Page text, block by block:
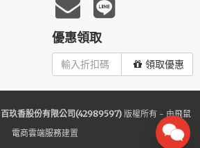
優惠領取
領取優惠
百玖香股份有限公司(42989597) 版權所有 - 由飛鼠
電商雲端服務建置